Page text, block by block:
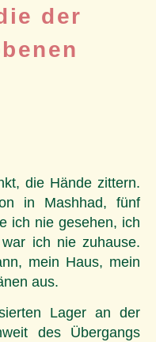
der
die Hände zittern.
in Mashhad, fünf
ich nie gesehen, ich
ich nie zuhause.
mein Haus, mein
aus.
Lager an der
des Übergangs